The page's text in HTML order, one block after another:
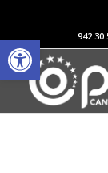
Abrir barra de942 30